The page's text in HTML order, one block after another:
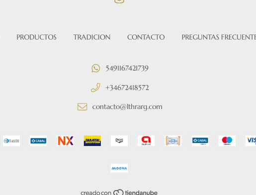
PRODUCTOS TRADICION CONTACTO PREGUNTAS
5491167421739
+34672418572
contacto@lthrarg.com